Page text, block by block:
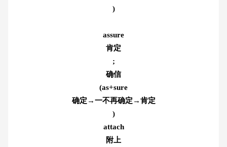
)
assure
肯定
;
确信
(as+sure
确定→一不再确定→肯定
)
attach
附上